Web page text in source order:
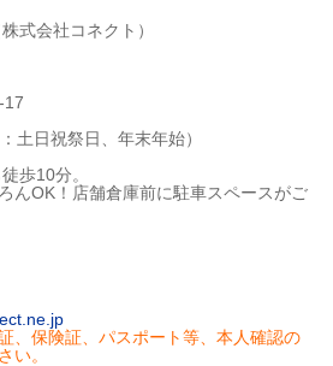
式会社コネクト）
17
日祝祭日、年末年始）
歩10分。
んOK！店舗倉庫前に駐車スペースがご
、保険証、パスポート等、本人確認の
い。